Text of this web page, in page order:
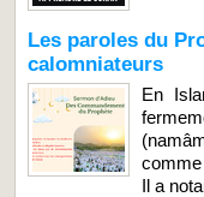
Les paroles du
calomniateurs
En
Il a